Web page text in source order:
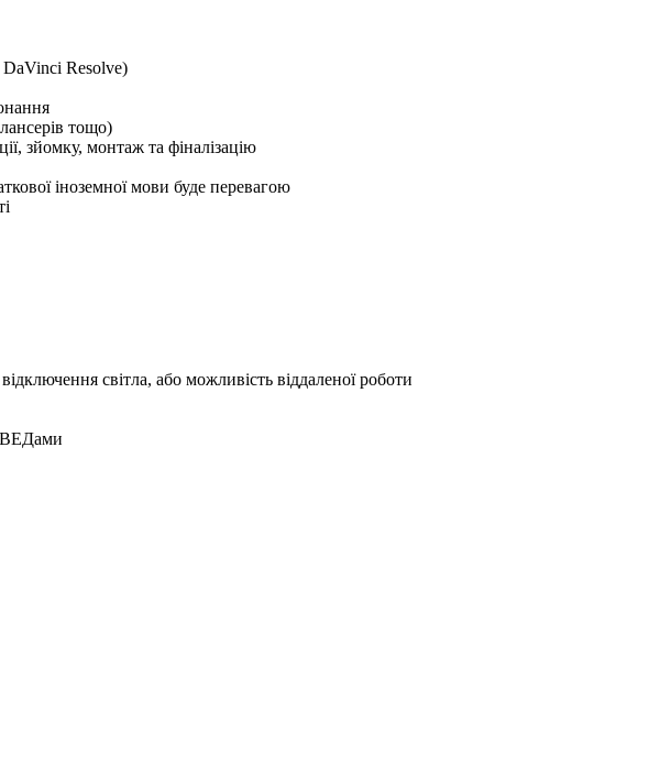
DaVinci Resolve)
тощо)
зйомку, монтаж та фіналізацію
іноземної мови буде перевагою
світла, або можливість віддаленої роботи